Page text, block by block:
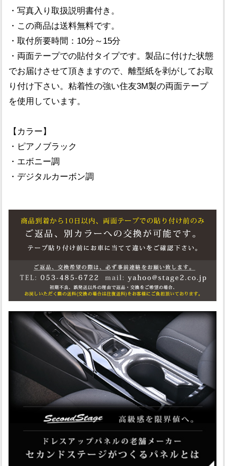
・写真入り取扱説明書付き。
・この商品は送料無料です。
・取付所要時間：10分～15分
・両面テープでの貼付タイプです。製品に付けた状態
でお届けさせて頂きますので、離型紙を剥がしてお取
り付け下さい。粘着性の強い住友3M製の両面テープ
を使用しています。
【カラー】
・ピアノブラック
・エボニー調
・デジタルカーボン調